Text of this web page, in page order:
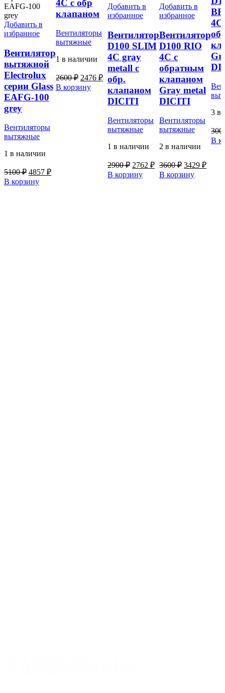
Добавить в
избранное
Вентилятор
вытяжной
Electrolux
серии Glass
EAFG-100
grey
Вентиляторы
вытяжные
1 в наличии
5100₽ Первоначальная
цена
составляла
4857 ₽Текущая
В корзину
4С с обр
клапаном
Вентиляторы
вытяжные
1 в наличии
2600₽ Первоначальная
цена
составляла
2476 ₽Текущая
цена:
2476 ₽.
В корзину
Добавить в
избранное
Вентилятор
D100 SLIM
4С gray
metall с
обр.
клапаном
DICITI
Вентиляторы
вытяжные
1 в наличии
2900₽ Первоначальная
цена
составляла
2762 ₽Текущая
цена:
В корзину
Добавить в
избранное
Вентилятор
D100 RIO
4C с
обратным
клапаном
Gray metal
DICITI
Вентиляторы
вытяжные
2 в наличии
3600₽
цена
составляла
3429 ₽
В корзину
4C
3 в
В